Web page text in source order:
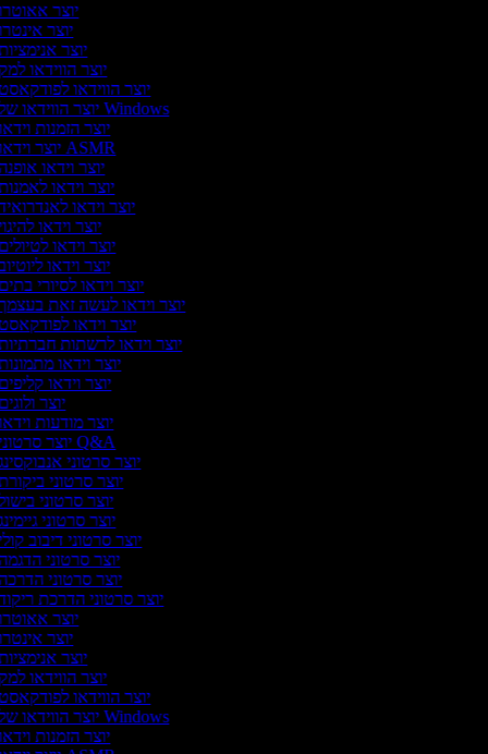
יוצר
יוצר
יוצר
יוצר הווידאו
יוצר הווידאו
יוצר הווידאו של Windows
יוצר הזמנות
יוצר וידאו ASMR
יוצר וידאו
יוצר וידאו
יוצר וידאו
יוצר וידאו
יוצר וידאו
יוצר וידאו
יוצר וידאו לסיורי
יוצר וידאו לעשה זאת
יוצר וידאו
יוצר וידאו לרשתות
יוצר וידאו
יוצר וידאו
יוצר
יוצר מודעות
יוצר סרטוני Q&A
יוצר סרטוני
יוצר סרטוני
יוצר סרטוני
יוצר סרטוני
יוצר סרטוני דיבוב
יוצר סרטוני
יוצר סרטוני
יוצר סרטוני הדרכת
יוצר
יוצר
יוצר
יוצר הווידאו
יוצר הווידאו
יוצר הווידאו של Windows
יוצר הזמנות